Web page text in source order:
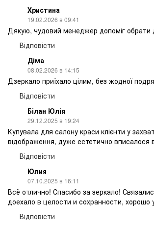
Христина
19.02.2026 в 09:41
Дякую, чудовий менеджер допоміг обрати
Відповісти
Діма
08.02.2026 в 14:15
Дзеркало приїхало цілим, без жодної
Відповісти
Білан Юлія
29.12.2025 в 19:24
Купувала для салону краси клієнти у
відображення, дуже естетично вписалося
Відповісти
Юлия
07.10.2025 в 16:11
Всё отлично! Спасибо за зеркало!
доехало в целости и сохранности, хорошо
Відповісти